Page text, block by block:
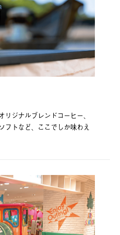
ジナルブレンドコーヒー、
フトなど、ここでしか味わえ